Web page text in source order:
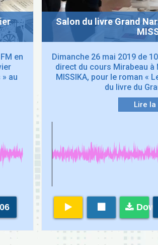
en
au
Salon du livre Grand
Dimanche 26 mai 2019 de
direct du cours Mirabeau à
MISSIKA, pour le roman «
du livre du
Lire la